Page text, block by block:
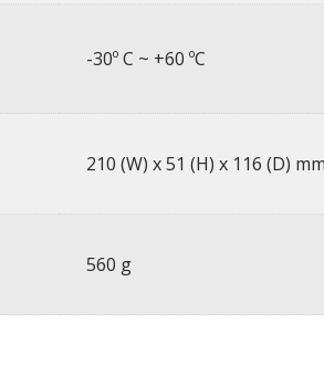
-30º C ~ +60 ºC
210 (W) x 51 (H) x 116 (D) mm
560 g